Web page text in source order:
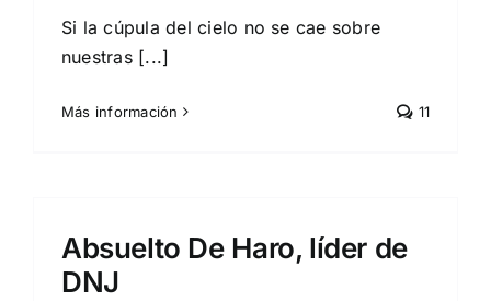
Si la cúpula del cielo no se cae sobre
nuestras [...]
Más información 11
Absuelto De Haro, líder de
DNJ